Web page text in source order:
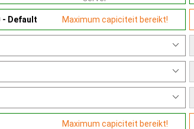
- Default Maximum capiciteit bereikt!
Maximum capiciteit bereikt!